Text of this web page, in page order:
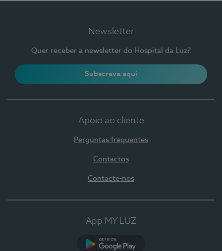
Newsletter
Quer receber a newsletter do Hospital da Luz?
Subscreva aqui
Apoio ao cliente
Perguntas frequentes
Contactos
Contacte-nos
App MY LUZ